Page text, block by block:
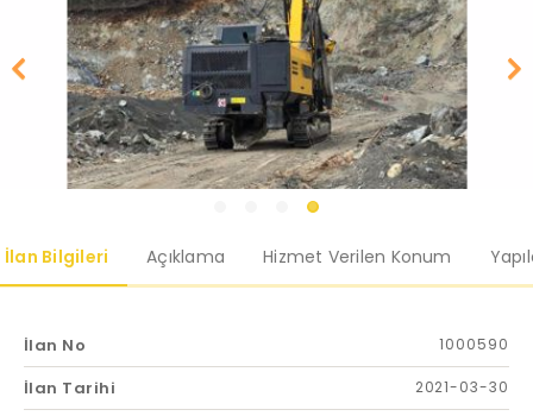
İlan Bilgileri Açıklama Hizmet Verilen Konum
İlan No 1000590
İlan Tarihi 2021-03-30